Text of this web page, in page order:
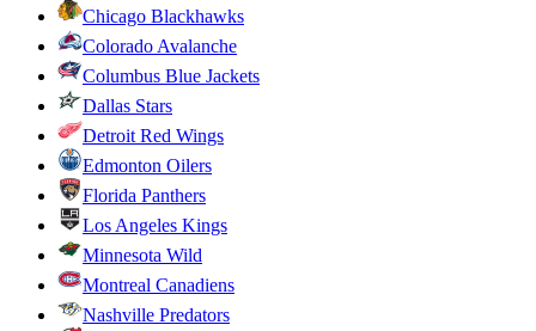
Chicago Blackhawks
Colorado Avalanche
Columbus Blue Jackets
Dallas Stars
Detroit Red Wings
Edmonton Oilers
Florida Panthers
Los Angeles Kings
Minnesota Wild
Montreal Canadiens
Nashville Predators